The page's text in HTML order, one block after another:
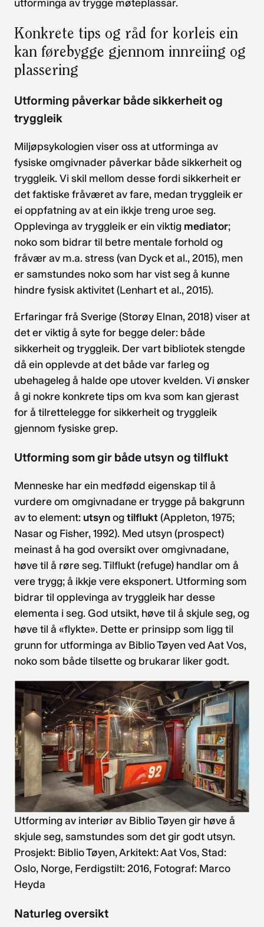
utforminga av trygge møteplassar.
Konkrete tips og råd for korleis ein
kan førebygge gjennom innreiing og
plassering
Utforming påverkar både sikkerheit og
tryggleik
Miljøpsykologien viser oss at utforminga av
fysiske omgivnader påverkar både sikkerheit og
tryggleik. Vi skil mellom desse fordi sikkerheit er
det faktiske fråværet av fare, medan tryggleik er
ei oppfatning av at ein ikkje treng uroe seg.
Opplevinga av tryggleik er ein viktig mediator;
noko som bidrar til betre mentale forhold og
fråvær av m.a. stress (van Dyck et al., 2015), men
er samstundes noko som har vist seg å kunne
hindre fysisk aktivitet (Lenhart et al., 2015).
Erfaringar frå Sverige (Storøy Elnan, 2018) viser at
det er viktig å syte for begge deler: både
sikkerheit og tryggleik. Der vart bibliotek stengde
då ein opplevde at det både var farleg og
ubehageleg å halde ope utover kvelden. Vi ønsker
å gi nokre konkrete tips om kva som kan gjerast
for å tilrettelegge for sikkerheit og tryggleik
gjennom fysiske grep.
Utforming som gir både utsyn og tilflukt
Menneske har ein medfødd eigenskap til å
vurdere om omgivnadane er trygge på bakgrunn
av to element: utsynogtilflukt(Appleton, 1975;
Nasar og Fisher, 1992). Med utsyn (prospect)
meinast å ha god oversikt over omgivnadane,
høve til å røre seg. Tilflukt (refuge) handlar om å
vere trygg; å ikkje vere eksponert. Utforming som
bidrar til opplevinga av tryggleik har desse
elementa i seg. God utsikt, høve til å skjule seg, og
høve til å «flykte». Dette er prinsipp som ligg til
grunn for utforminga av Biblio Tøyen ved Aat Vos,
noko som både tilsette og brukarar liker godt.
Utforming av interiør av Biblio Tøyen gir høve å
skjule seg, samstundes som det gir godt utsyn.
Prosjekt: Biblio Tøyen, Arkitekt: Aat Vos, Stad:
Oslo, Norge, Ferdigstilt: 2016, Fotograf: Marco
Heyda
Naturleg oversikt